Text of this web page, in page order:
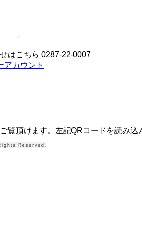
覧頂けます。左記QRコードを読み込